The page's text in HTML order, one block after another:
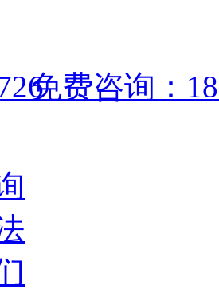
免费咨询：